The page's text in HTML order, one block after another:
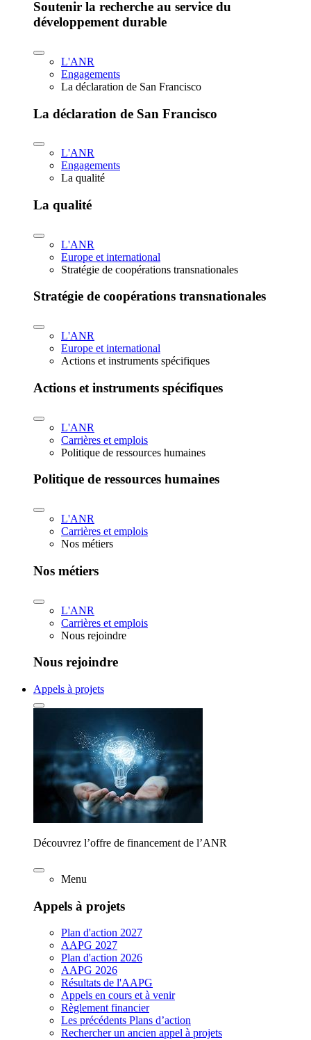
Soutenir la recherche au service du
développement durable
L'ANR
Engagements
La déclaration de San Francisco
La déclaration de San Francisco
L'ANR
Engagements
La qualité
La qualité
L'ANR
Europe et international
Stratégie de coopérations transnationales
Stratégie de coopérations transnationales
L'ANR
Europe et international
Actions et instruments spécifiques
Actions et instruments spécifiques
L'ANR
Carrières et emplois
Politique de ressources humaines
Politique de ressources humaines
L'ANR
Carrières et emplois
Nos métiers
Nos métiers
L'ANR
Carrières et emplois
Nous rejoindre
Nous rejoindre
Appels à projets
Découvrez l’offre de financement de l’ANR
Menu
Appels à projets
Plan d'action 2027
AAPG 2027
Plan d'action 2026
AAPG 2026
Résultats de l'AAPG
Appels en cours et à venir
Règlement financier
Les précédents Plans d’action
Rechercher un ancien appel à projets